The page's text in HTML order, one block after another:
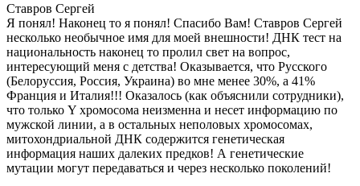
Ставров Сергей
Я понял! Наконец то я понял! Спасибо Вам! Ставров Сергей
несколько необычное имя для моей внешности! ДНК тест на
национальность наконец то пролил свет на вопрос,
интересующий меня с детства! Оказывается, что Русского
(Белоруссия, Россия, Украина) во мне менее 30%, а 41%
Франция и Италия!!! Оказалось (как объяснили сотрудники),
что только Y хромосома неизменна и несет информацию по
мужской линии, а в остальных неполовых хромосомах,
митохондриальной ДНК содержится генетическая
информация наших далеких предков! А генетические
мутации могут передаваться и через несколько поколений!